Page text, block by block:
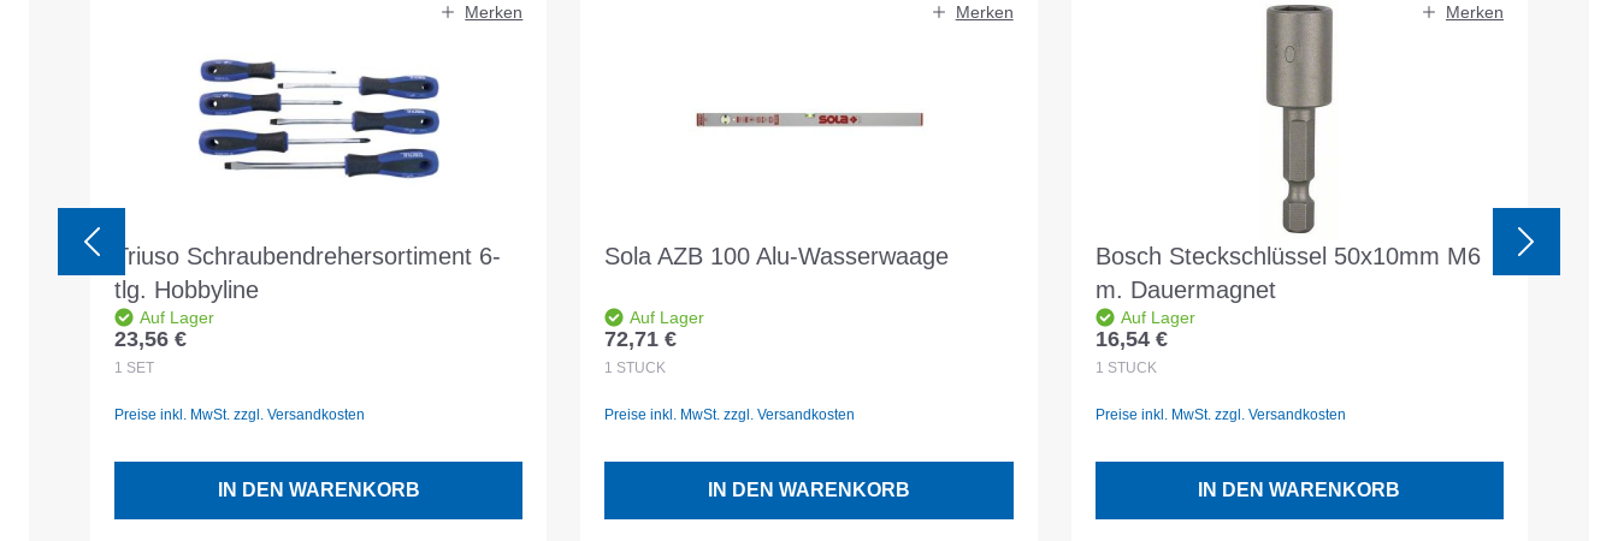
Merken
Triuso Schraubendrehersortiment 6-
tlg. Hobbyline
Auf Lager
Regulärer Preis:
23,56 €
1 SET
Preise inkl. MwSt. zzgl. Versandkosten
IN DEN WARENKORB
Merken
Sola AZB 100 Alu-Wasserwaage
Auf Lager
Regulärer Preis:
72,71 €
1 STÜCK
Preise inkl. MwSt. zzgl. Versandkosten
IN DEN WARENKORB
Merken
Bosch Steckschlüssel 50x10mm M6
m. Dauermagnet
Auf Lager
Regulärer Preis:
16,54 €
1 STÜCK
Preise inkl. MwSt. zzgl. Versandkosten
IN DEN WARENKORB